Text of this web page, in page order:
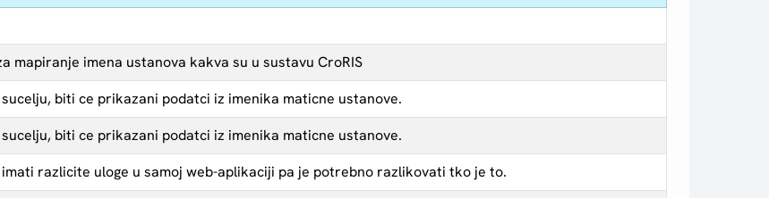
mapiranje imena ustanova kakva su u sustavu CroRIS
biti ce prikazani podatci iz imenika maticne ustanove.
biti ce prikazani podatci iz imenika maticne ustanove.
razlicite uloge u samoj web-aplikaciji pa je potrebno razlikovati tko je to.